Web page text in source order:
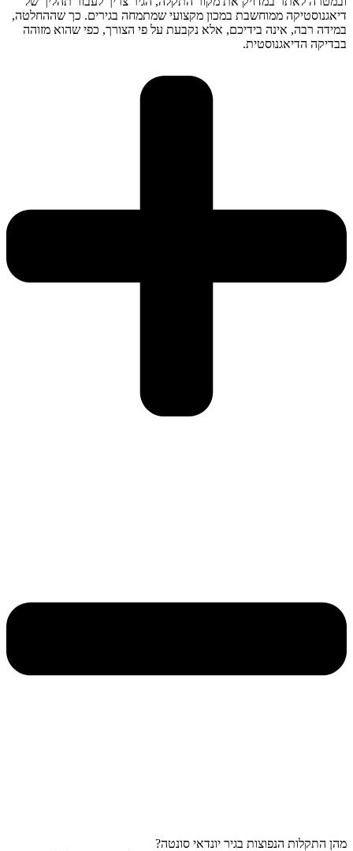
דיאגנוסטיקה ממוחשבת במכון מקצועי שמתמחה בגירים. כך שההחלטה,
במידה רבה, אינה בידיכם, אלא נקבעת על פי הצורך, כפי שהוא מזוהה
בבדיקה הדיאגנוסטית.
מהן התקלות הנפוצות בגיר יונדאי סונטה?